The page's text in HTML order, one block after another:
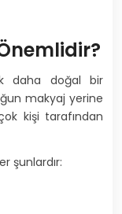
daha doğal bir
makyaj yerine
kişi tarafından
şunlardır: